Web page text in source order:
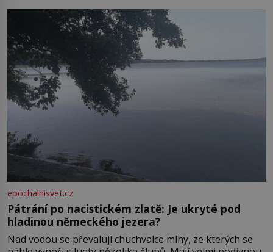
Boskovice na okraji Drahanské vrchoviny vznikla někdy
ve13. století, a už v roce 1313 kronikáři zaznamenali
epochalnisvet.cz
Pátrání po nacistickém zlatě: Je ukryté pod
hladinou německého jezera?
Nad vodou se převalují chuchvalce mlhy, ze kterých se